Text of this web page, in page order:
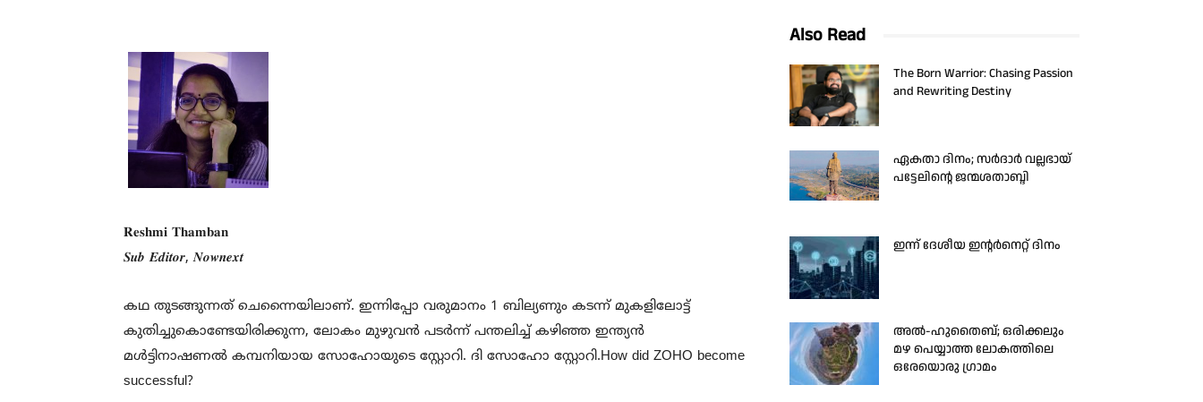
𝐑𝐞𝐬𝐡𝐦𝐢 𝐓𝐡𝐚𝐦𝐛𝐚𝐧
𝑺𝒖𝒃 𝑬𝒅𝒊𝒕𝒐𝒓, 𝑵𝒐𝒘𝒏𝒆𝒙𝒕
കഥ തുടങ്ങുന്നത് ചെന്നൈയിലാണ്. ഇന്നിപ്പോ വരുമാനം 1 ബില്യണും കടന്ന് മുകളിലോട്ട്
കുതിച്ചുകൊണ്ടേയിരിക്കുന്ന, ലോകം മുഴുവൻ പടർന്ന് പന്തലിച്ച് കഴിഞ്ഞ ഇന്ത്യൻ
മൾട്ടിനാഷണൽ കമ്പനിയായ സോഹോയുടെ സ്റ്റോറി. ദി സോഹോ സ്റ്റോറി.How did ZOHO become
successful?
Also Read
The Born Warrior: Chasing Passion
and Rewriting Destiny
ഏകതാ ദിനം; സർദാർ വല്ലഭായ്
പട്ടേലിന്റെ ജന്മശതാബ്ദി
ഇന്ന് ദേശീയ ഇന്റർനെറ്റ് ദിനം
അൽ-ഹുതൈബ്; ഒരിക്കലും
മഴ പെയ്യാത്ത ലോകത്തിലെ
ഒരേയൊരു ഗ്രാമം